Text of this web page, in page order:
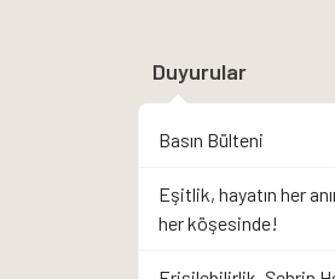
Duyurular
Basın Bülteni
Eşitlik, hayatın her
her köşesinde!